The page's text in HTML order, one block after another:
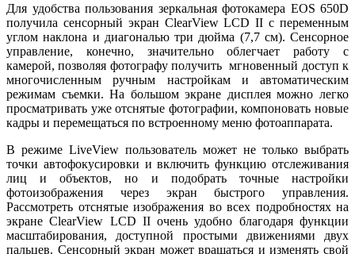
Для удобства пользования зеркальная фотокамера EOS 650D
получила сенсорный экран ClearView LCD II с переменным
углом наклона и диагональю три дюйма (7,7 см). Сенсорное
управление, конечно, значительно облегчает работу с
камерой, позволяя фотографу получить мгновенный доступ к
многочисленным ручным настройкам и автоматическим
режимам съемки. На большом экране дисплея можно легко
просматривать уже отснятые фотографии, компоновать новые
кадры и перемещаться по встроенному меню фотоаппарата.
В режиме LiveView пользователь может не только выбрать
точки автофокусировки и включить функцию отслеживания
лиц и объектов, но и подобрать точные настройки
фотоизображения через экран быстрого управления.
Рассмотреть отснятые изображения во всех подробностях на
экране ClearView LCD II очень удобно благодаря функции
масштабирования, доступной простыми движениями двух
пальцев. Сенсорный экран может вращаться и изменять свой